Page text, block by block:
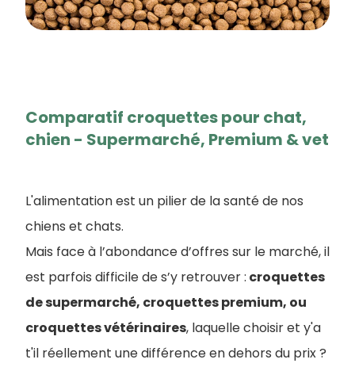
Comparatif croquettes pour chat,
chien - Supermarché, Premium & vet
L'alimentation est un pilier de la santé de nos
chiens et chats.
Mais face à l’abondance d’offres sur le marché, il
est parfois difficile de s’y retrouver : croquettes
de supermarché, croquettes premium, ou
croquettes vétérinaires, laquelle choisir et y'a
t'il réellement une différence en dehors du prix ?